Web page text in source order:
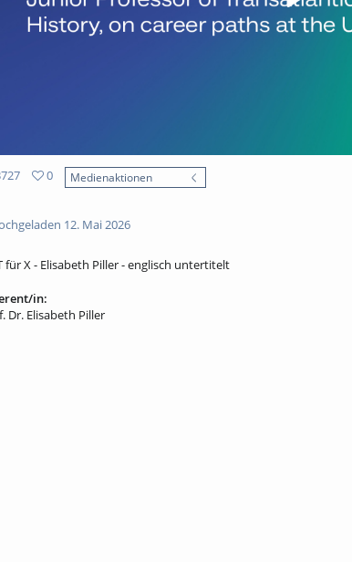
0
Medienaktionen
12. Mai 2026
für X - Elisabeth Piller - englisch untertitelt
in:
Dr. Elisabeth Piller